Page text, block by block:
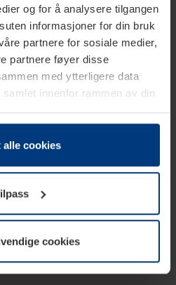
og for å analysere tilgangen
informasjoner for din bruk
partnere for sosiale medier,
partnere føyer disse
med ytterligere data
innenfor rammen av din
på din
absolutt nødvendig for drift av
kan når som helst endre eller
forklaringen av
sidenPersonvernerklæringpå
alle cookies
cookies